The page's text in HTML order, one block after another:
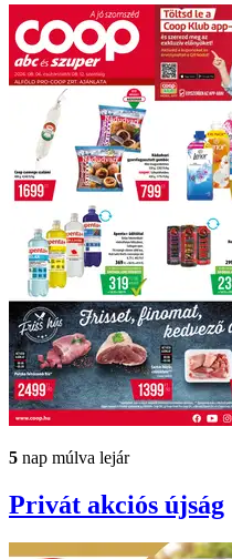
5 nap múlva lejár
Privát akciós újság